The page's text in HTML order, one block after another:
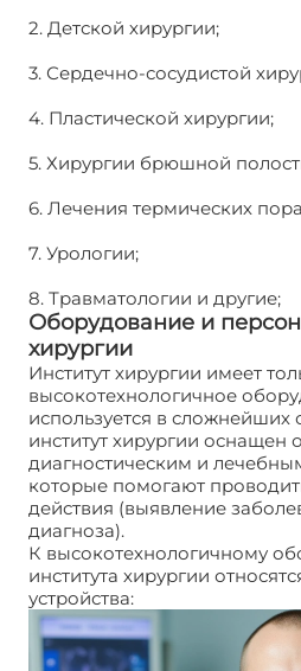
2. Детской хирургии;
3. Сердечно-сосудистой
4. Пластической хирургии;
5. Хирургии брюшной
6. Лечения термических
7. Урологии;
8. Травматологии и другие;
Оборудование и
хирургии
Институт хирургии имеет
высокотехнологичное
используется в сложнейших
институт хирургии оснащен
диагностическим и
которые помогают
действия (выявление
диагноза).
К высокотехнологичному
института хирургии
устройства: